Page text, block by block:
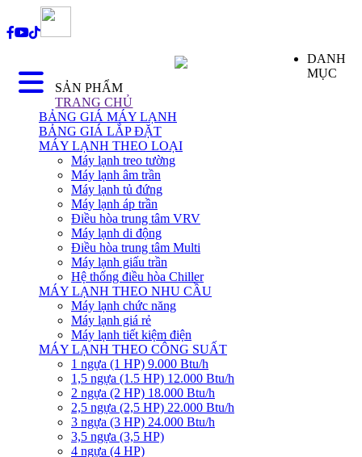
DANH
MỤC
SẢN PHẨM
TRANG CHỦ
BẢNG GIÁ MÁY LẠNH
BẢNG GIÁ LẮP ĐẶT
MÁY LẠNH THEO LOẠI
Máy lạnh treo tường
Máy lạnh âm trần
Máy lạnh tủ đứng
Máy lạnh áp trần
Điều hòa trung tâm VRV
Máy lạnh di động
Điều hòa trung tâm Multi
Máy lạnh giấu trần
Hệ thống điều hòa Chiller
MÁY LẠNH THEO NHU CẦU
Máy lạnh chức năng
Máy lạnh giá rẻ
Máy lạnh tiết kiệm điện
MÁY LẠNH THEO CÔNG SUẤT
1 ngựa (1 HP) 9.000 Btu/h
1,5 ngựa (1.5 HP) 12.000 Btu/h
2 ngựa (2 HP) 18.000 Btu/h
2,5 ngựa (2,5 HP) 22.000 Btu/h
3 ngựa (3 HP) 24.000 Btu/h
3,5 ngựa (3,5 HP)
4 ngựa (4 HP)